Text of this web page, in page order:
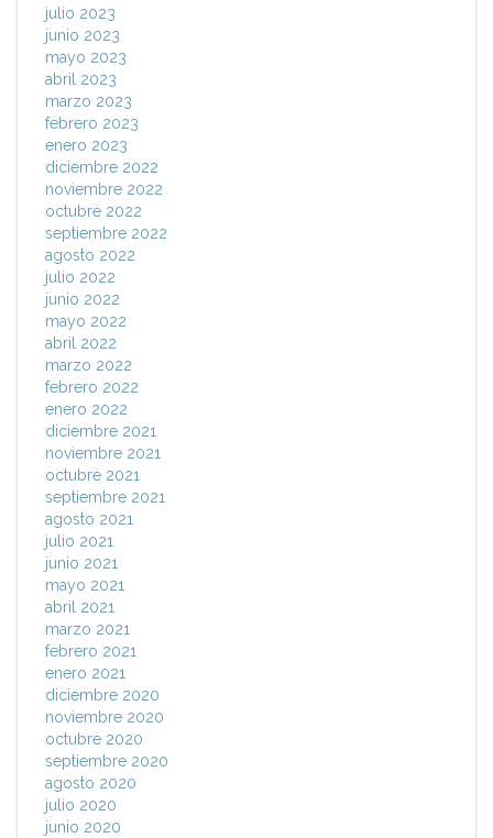
julio 2023
junio 2023
mayo 2023
abril 2023
marzo 2023
febrero 2023
enero 2023
diciembre 2022
noviembre 2022
octubre 2022
septiembre 2022
agosto 2022
julio 2022
junio 2022
mayo 2022
abril 2022
marzo 2022
febrero 2022
enero 2022
diciembre 2021
noviembre 2021
octubre 2021
septiembre 2021
agosto 2021
julio 2021
junio 2021
mayo 2021
abril 2021
marzo 2021
febrero 2021
enero 2021
diciembre 2020
noviembre 2020
octubre 2020
septiembre 2020
agosto 2020
julio 2020
junio 2020